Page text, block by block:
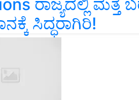
ಸಿದ್ಧರಾಗಿರಿ!